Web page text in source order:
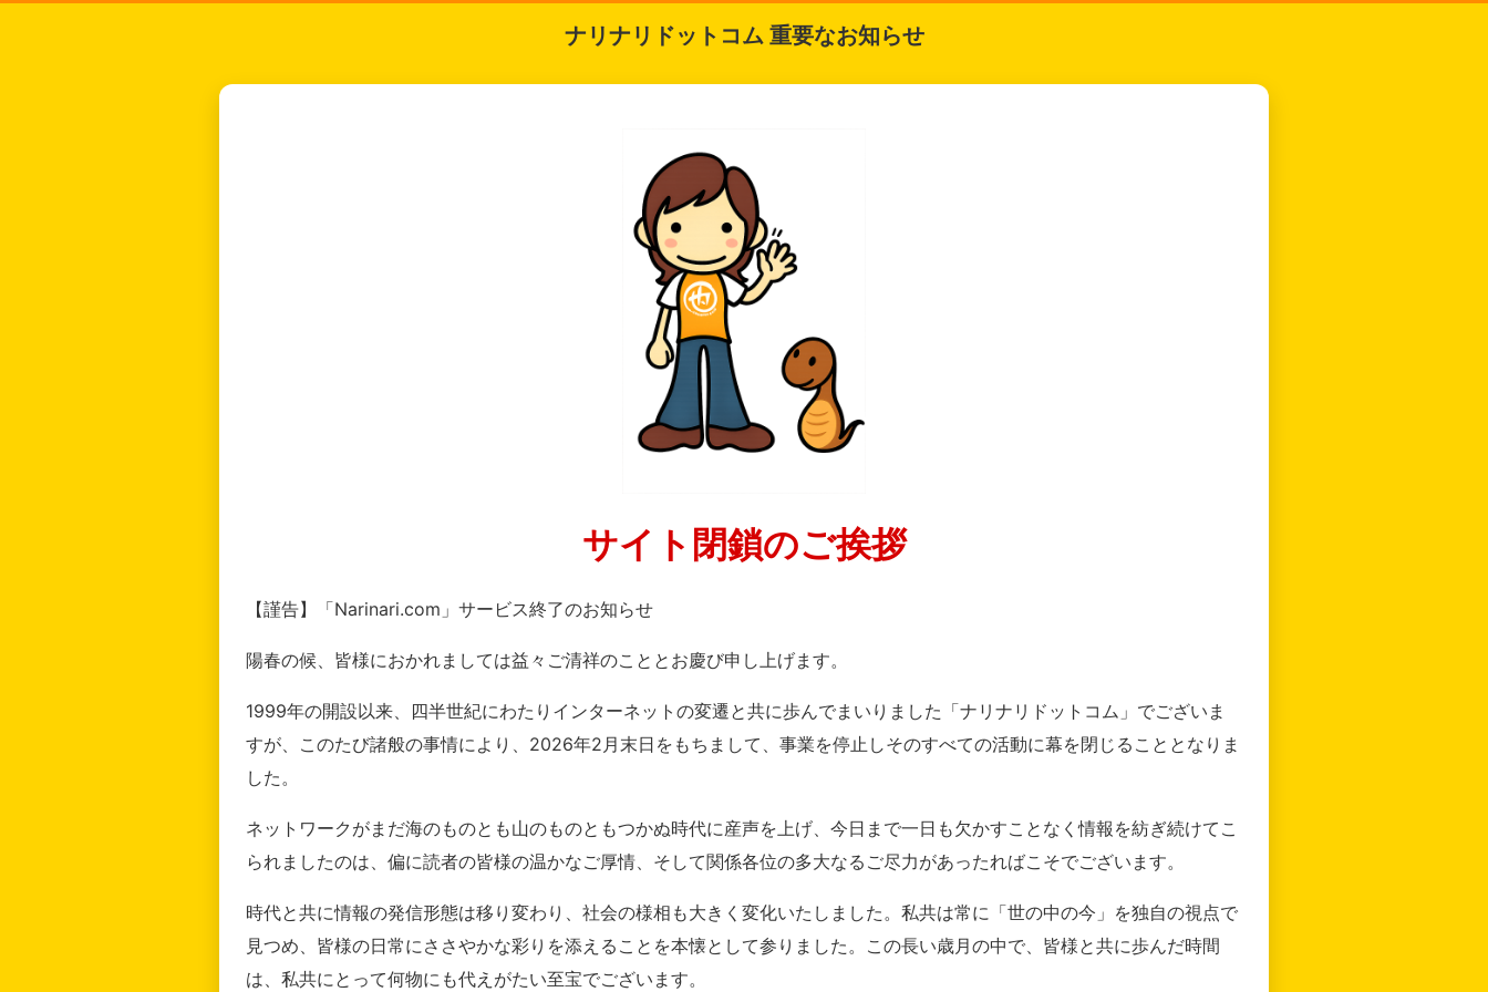
ナリナリドットコム 重要なお知らせ
サイト閉鎖のご挨拶
【謹告】「Narinari.com」サービス終了のお知らせ
陽春の候、皆様におかれましては益々ご清祥のこととお慶び申し上げます。
1999年の開設以来、四半世紀にわたりインターネットの変遷と共に歩んでまいりました「ナリナリドットコム」でございま
すが、このたび諸般の事情により、2026年2月末日をもちまして、事業を停止しそのすべての活動に幕を閉じることとなりま
した。
ネットワークがまだ海のものとも山のものともつかぬ時代に産声を上げ、今日まで一日も欠かすことなく情報を紡ぎ続けてこ
られましたのは、偏に読者の皆様の温かなご厚情、そして関係各位の多大なるご尽力があったればこそでございます。
時代と共に情報の発信形態は移り変わり、社会の様相も大きく変化いたしました。私共は常に「世の中の今」を独自の視点で
見つめ、皆様の日常にささやかな彩りを添えることを本懐として参りました。この長い歳月の中で、皆様と共に歩んだ時間
は、私共にとって何物にも代えがたい至宝でございます。